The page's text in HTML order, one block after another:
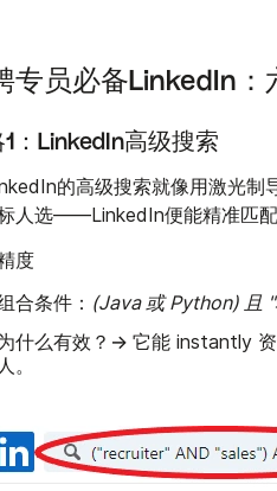
专员必备LinkedIn：
1：LinkedIn高级搜索
的高级搜索就像用激光制
人选——LinkedIn便能精准匹配
度
合条件 ： (Java 或 Python) 且
什么有效？→ 它能 instantly 资
人。